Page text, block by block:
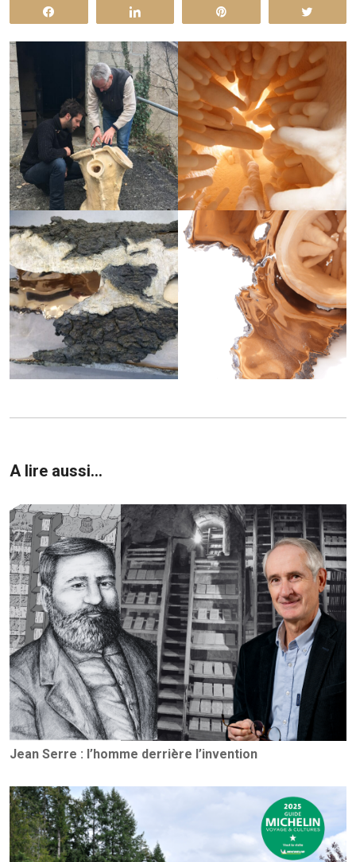
A lire aussi...
Jean Serre : l’homme derrière l’invention